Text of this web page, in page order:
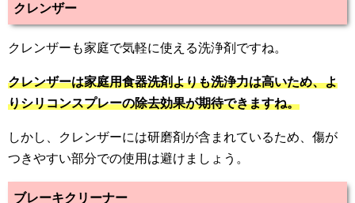
クレンザー
クレンザーも家庭で気軽に使える洗浄剤ですね。
クレンザーは家庭用食器洗剤よりも洗浄力は高いため、よ
りシリコンスプレーの除去効果が期待できますね。
しかし、クレンザーには研磨剤が含まれているため、傷が
つきやすい部分での使用は避けましょう。
ブレーキクリーナー